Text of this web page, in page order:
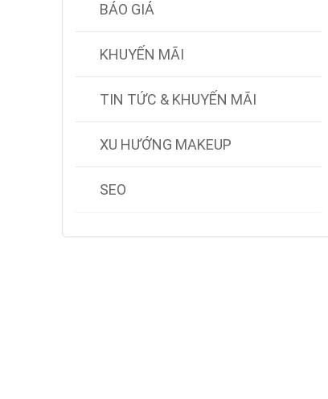
BÁO GIÁ
KHUYẾN MÃI
TIN TỨC & KHUYẾN MÃI
XU HƯỚNG MAKEUP
SEO